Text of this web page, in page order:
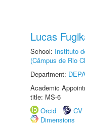
Lucas
School: Instituto
(Câmpus de Rio
Department:
Academic
title: MS-6
Orcid
CV
Dimensions